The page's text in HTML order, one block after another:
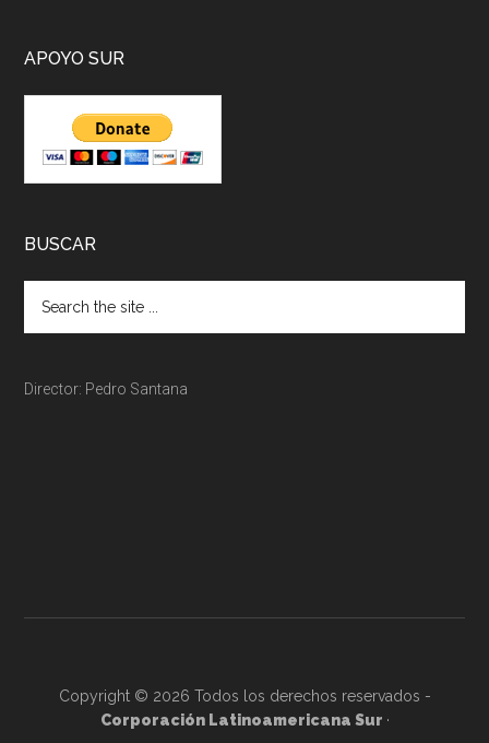
APOYO SUR
BUSCAR
Director: Pedro Santana
Copyright © 2026 Todos los derechos reservados -
Corporación Latinoamericana Sur ·